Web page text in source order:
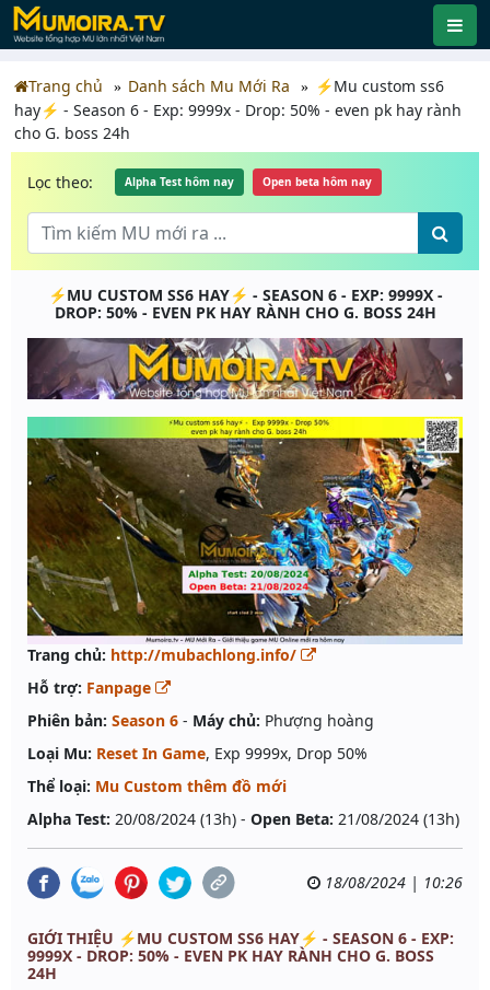
Trang chủ Danh sách Mu Mới Ra
⚡Mu custom ss6
hay⚡ - Season 6 - Exp: 9999x - Drop: 50% - even pk hay rành
cho G. boss 24h
Lọc theo: Alpha Test hôm nay Open beta hôm nay
⚡MU CUSTOM SS6 HAY⚡ - SEASON 6 - EXP: 9999X -
DROP: 50% - EVEN PK HAY RÀNH CHO G. BOSS 24H
Trang chủ: http://mubachlong.info/
Hỗ trợ: Fanpage
Phiên bản: Season 6 - Máy chủ: Phượng hoàng
Loại Mu: Reset In Game, Exp 9999x, Drop 50%
Thể loại: Mu Custom thêm đồ mới
Alpha Test: 20/08/2024 (13h) - Open Beta: 21/08/2024 (13h)
18/08/2024 | 10:26
GIỚI THIỆU ⚡MU CUSTOM SS6 HAY⚡ - SEASON 6 - EXP:
9999X - DROP: 50% - EVEN PK HAY RÀNH CHO G. BOSS
24H